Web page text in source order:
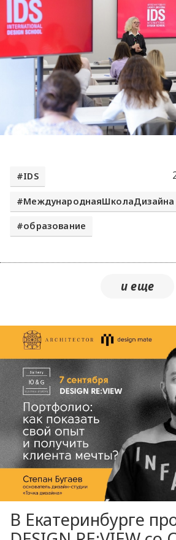
IDS
МеждународнаяШколаДизайна
образование
В Екатеринбурге